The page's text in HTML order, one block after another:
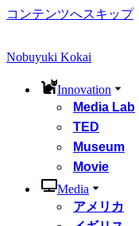
コンテンツへスキップ
Nobuyuki Kokai
Innovation
Media Lab
TED
Museum
Movie
Media
アメリカ